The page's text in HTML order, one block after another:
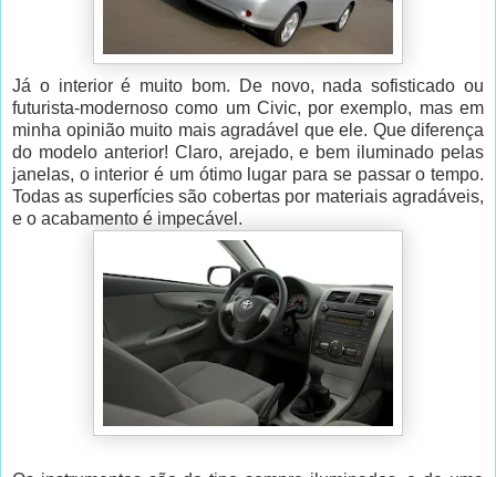
Já o interior é muito bom. De novo, nada sofisticado ou
futurista-modernoso como um Civic, por exemplo, mas em
minha opinião muito mais agradável que ele. Que diferença
do modelo anterior! Claro, arejado, e bem iluminado pelas
janelas, o interior é um ótimo lugar para se passar o tempo.
Todas as superfícies são cobertas por materiais agradáveis,
e o acabamento é impecável.